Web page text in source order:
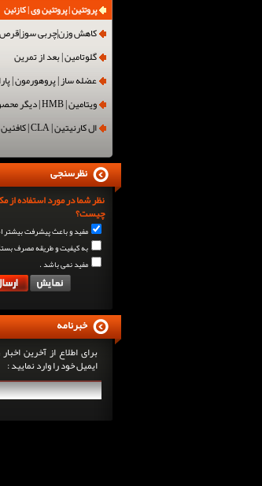
پروتئین | پروتئین وی | کازئین
کاهش وزن|چربی سوز|قرص
گلوتامین | بعد از تمرین
عضله ساز | پروهورمون |
ویتامین | HMB | دیگر محصولات
ال کارنیتین | CLA | کافئین
نظر شما در مورد استفاده
چیست؟
مفید و باعث پیشرفت
به کیفیت و طریقه مصرف
مفید نمی باشد .
نظرسنجی
برای اطلاع از آخرین
ایمیل خود را وارد نمایید :
خبرنامه